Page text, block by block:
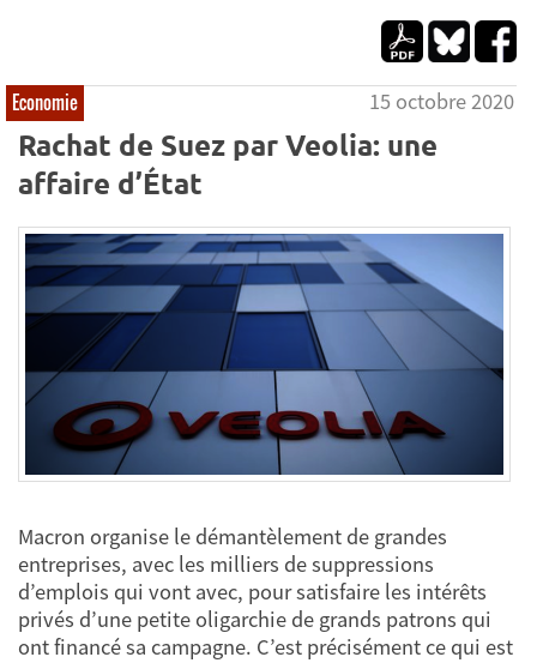
Economie 15 octobre 2020
Rachat de Suez par Veolia: une
affaire d’État
Macron organise le démantèlement de grandes
entreprises, avec les milliers de suppressions
d’emplois qui vont avec, pour satisfaire les intérêts
privés d’une petite oligarchie de grands patrons qui
ont financé sa campagne. C’est précisément ce qui est